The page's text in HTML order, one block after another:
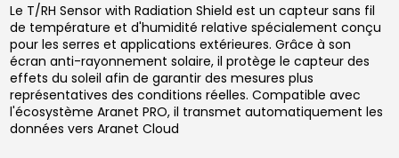
Le T/RH Sensor with Radiation Shield est un capteur sans fil
de température et d'humidité relative spécialement conçu
pour les serres et applications extérieures. Grâce à son
écran anti-rayonnement solaire, il protège le capteur des
effets du soleil afin de garantir des mesures plus
représentatives des conditions réelles. Compatible avec
l'écosystème Aranet PRO, il transmet automatiquement les
données vers Aranet Cloud